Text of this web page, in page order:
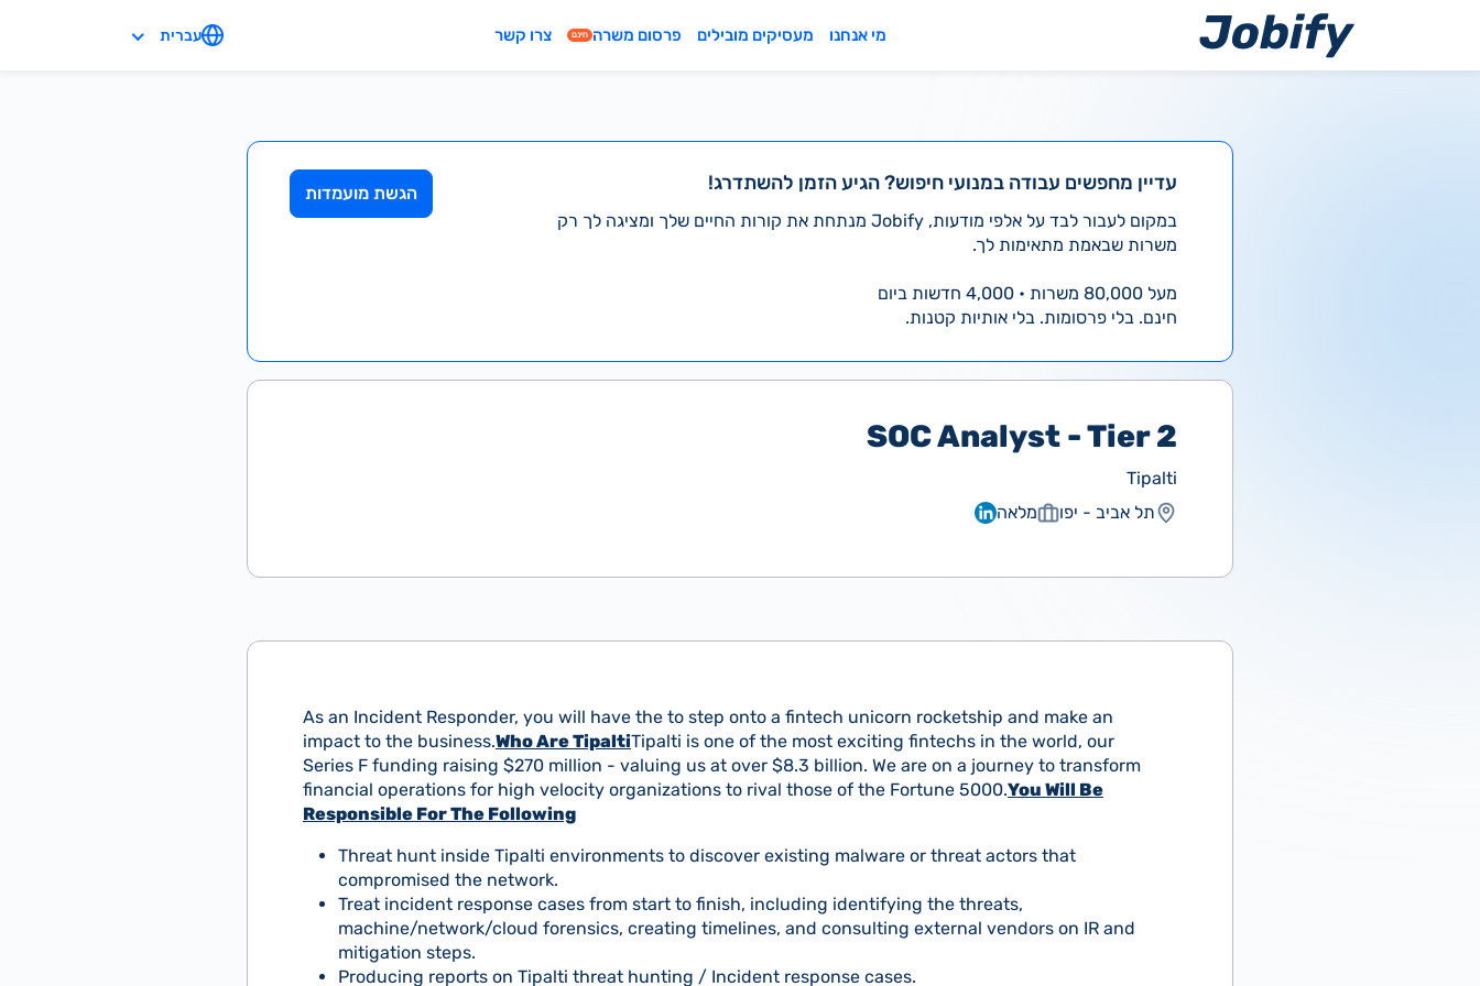
מי אנחנו מעסיקים מובילים פרסום משרה חינם צרו קשר עברית
עדיין מחפשים עבודה במנועי חיפוש? הגיע הזמן להשתדרג!
במקום לעבור לבד על אלפי מודעות, Jobify מנתחת את קורות החיים שלך ומציגה לך רק
משרות שבאמת מתאימות לך.
מעל 80,000 משרות • 4,000 חדשות ביום
חינם. בלי פרסומות. בלי אותיות קטנות.
הגשת מועמדות
SOC Analyst - Tier 2
Tipalti
תל אביב - יפו
מלאה
As an Incident Responder, you will have the to step onto a fintech unicorn rocketship and make an
impact to the business.Who Are TipaltiTipalti is one of the most exciting fintechs in the world, our
Series F funding raising $270 million - valuing us at over $8.3 billion. We are on a journey to transform
financial operations for high velocity organizations to rival those of the Fortune 5000.You Will Be
Responsible For The Following
Threat hunt inside Tipalti environments to discover existing malware or threat actors that
compromised the network.
Treat incident response cases from start to finish, including identifying the threats,
machine/network/cloud forensics, creating timelines, and consulting external vendors on IR and
mitigation steps.
Producing reports on Tipalti threat hunting / Incident response cases.